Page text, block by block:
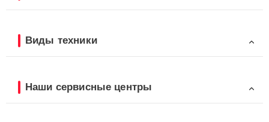
Виды техники
Наши сервисные центры